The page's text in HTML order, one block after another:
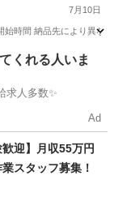
7月10日
時間 納品先により異
くれる人いま
高時給求人多数✨
Ad
迎】月収55万円
スタッフ募集！